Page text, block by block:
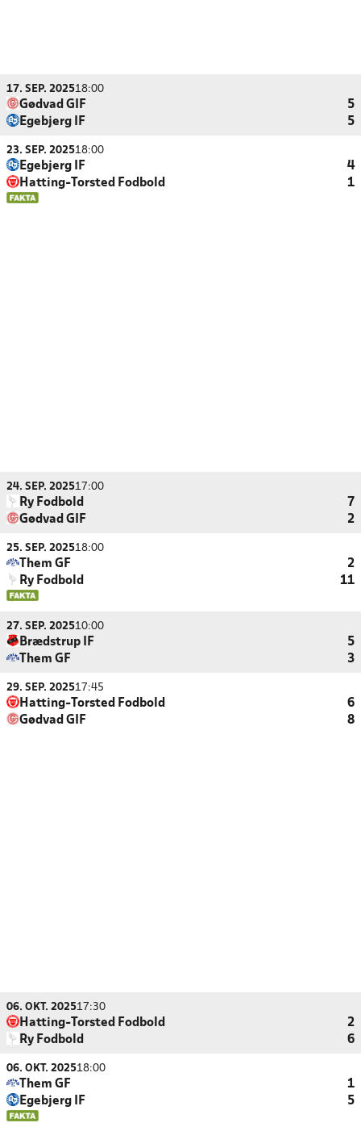
17. SEP. 202518:00
Gødvad GIF
5
Egebjerg IF
5
23. SEP. 202518:00
Egebjerg IF
4
Hatting-Torsted Fodbold
1
24. SEP. 202517:00
Ry Fodbold
7
Gødvad GIF
2
25. SEP. 202518:00
Them GF
2
Ry Fodbold
11
27. SEP. 202510:00
Brædstrup IF
5
Them GF
3
29. SEP. 202517:45
Hatting-Torsted Fodbold
6
Gødvad GIF
8
06. OKT. 202517:30
Hatting-Torsted Fodbold
2
Ry Fodbold
6
06. OKT. 202518:00
Them GF
1
Egebjerg IF
5